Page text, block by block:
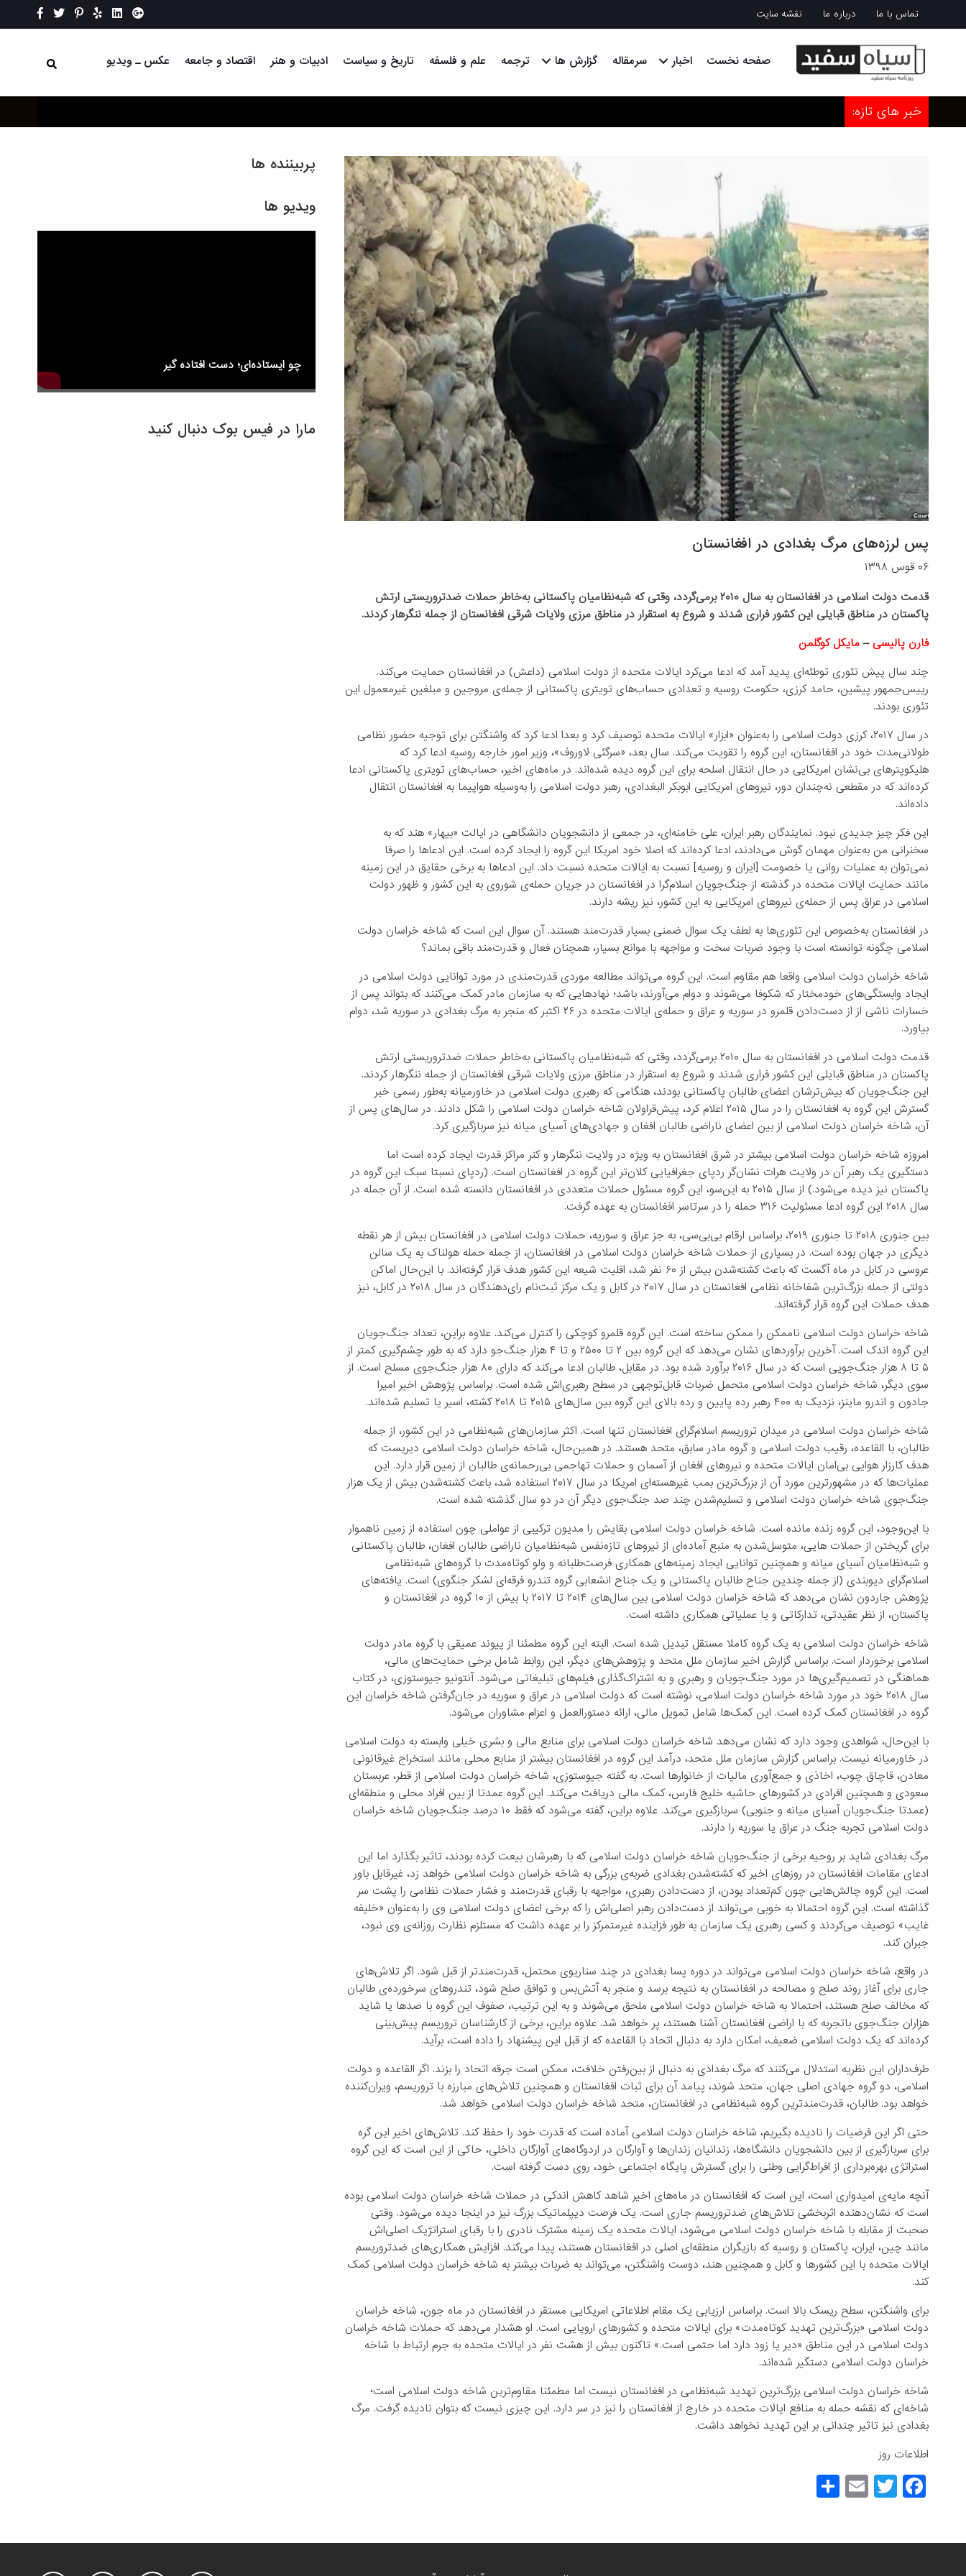
تماس با ما درباره ما نقشه سایت
صفحه نخست اخبار سرمقاله گزارش ها ترجمه علم و فلسفه تاریخ و سیاست ادبیات و هنر اقتصاد و جامعه عکس ـ ویدیو
خبر های تازه:
پربیننده ها
ویدیو ها
چو ایستاده‌ای؛ دست افتاده گیر
مارا در فیس بوک دنبال کنید
پس لرزه‌های مرگ بغدادی در افغانستان
۰۶ قوس ۱۳۹۸
قدمت دولت اسلامی در افغانستان به سال ۲۰۱۰ برمی‌گردد، وقتی که شبه‌نظامیان پاکستانی به‌خاطر حملات ضدتروریستی ارتش
پاکستان در مناطق قبایلی این کشور فراری شدند و شروع به استقرار در مناطق مرزی ولایات شرقی افغانستان از جمله ننگرهار کردند.
فارن پالیسی –مایکل کوگلمن
چند سال پیش تئوری توطئه‌ای پدید آمد که ادعا می‌کرد ایالات متحده از دولت اسلامی (داعش) در افغانستان حمایت می‌کند.
رییس‌جمهور پیشین، حامد کرزی، حکومت روسیه و تعدادی حساب‌های تویتری پاکستانی از جمله‌ی مروجین و مبلغین غیرمعمول این
تئوری بودند.
در سال ۲۰۱۷، کرزی دولت اسلامی را به‌عنوان «ابزار» ایالات متحده توصیف کرد و بعدا ادعا کرد که واشنگتن برای توجیه حضور نظامی
طولانی‌مدت خود در افغانستان، این گروه را تقویت می‌کند. سال بعد، «سرگئی لاوروف»، وزیر امور خارجه روسیه ادعا کرد که
هلیکوپترهای بی‌نشان امریکایی در حال انتقال اسلحه برای این گروه دیده شده‌اند. در ماه‌های اخیر، حساب‌های تویتری پاکستانی ادعا
کرده‌اند که در مقطعی نه‌چندان دور، نیروهای امریکایی ابوبکر البغدادی، رهبر دولت اسلامی را به‌وسیله هواپیما به افغانستان انتقال
داده‌اند.
این فکر چیز جدیدی نبود. نمایندگان رهبر ایران، علی‌ خامنه‌ای، در جمعی از دانشجویان دانشگاهی در ایالت «بیهار» هند که به
سخنرانی من به‌عنوان مهمان گوش می‌دادند، ادعا کرده‌اند که اصلا خود امریکا این گروه را ایجاد کرده است. این ادعاها را صرفا
نمی‌توان به عملیات روانی یا خصومت [ایران و روسیه] نسبت به ایالات متحده نسبت داد. این ادعاها به برخی حقایق در این زمینه
مانند حمایت ایالات متحده در گذشته از جنگ‌جویان اسلام‌گرا در افغانستان در جریان حمله‌ی شوروی به این کشور و ظهور دولت
اسلامی در عراق پس از حمله‌ی نیروهای امریکایی به این کشور، نیز ریشه دارند.
در افغانستان به‌خصوص این تئوری‌ها به لطف یک سوال ضمنی بسیار قدرت‌مند هستند. آن سوال این است که شاخه خراسان دولت
اسلامی چگونه توانسته است با وجود ضربات سخت و مواجهه با موانع بسیار، همچنان فعال و قدرت‌مند باقی بماند؟
شاخه خراسان دولت اسلامی واقعا هم مقاوم است. این گروه می‌تواند مطالعه موردی قدرت‌مندی در مورد توانایی دولت اسلامی در
ایجاد وابستگی‌های خودمختار که شکوفا می‌شوند و دوام می‌آورند، باشد؛ نهادهایی که به سازمان مادر کمک می‌کنند که بتواند پس از
خسارات ناشی از از دست‌دادن قلمرو در سوریه و عراق و حمله‌ی ایالات متحده در ۲۶ اکتبر که منجر به مرگ بغدادی در سوریه شد، دوام
بیاورد.
قدمت دولت اسلامی در افغانستان به سال ۲۰۱۰ برمی‌گردد، وقتی که شبه‌نظامیان پاکستانی به‌خاطر حملات ضدتروریستی ارتش
پاکستان در مناطق قبایلی این کشور فراری شدند و شروع به استقرار در مناطق مرزی ولایات شرقی افغانستان از جمله ننگرهار کردند.
این جنگ‌جویان که بیش‌ترشان اعضای طالبان پاکستانی بودند، هنگامی که رهبری دولت اسلامی در خاورمیانه به‌طور رسمی خبر
گسترش این گروه به افغانستان را در سال ۲۰۱۵ اعلام کرد، پیش‌قراولان شاخه خراسان دولت اسلامی را شکل دادند. در سال‌های پس از
آن، شاخه خراسان دولت اسلامی از بین اعضای ناراضی طالبان افغان و جهادی‌های آسیای میانه نیز سربازگیری کرد.
امروزه شاخه خراسان دولت اسلامی بیشتر در شرق افغانستان به ویژه در ولایت ننگرهار و کنر مراکز قدرت ایجاد کرده است اما
دستگیری یک رهبر آن در ولایت هرات نشا‌ن‌گر ردپای جغرافیایی کلان‌تر این گروه در افغانستان است. (ردپای نسبتا سبک این گروه در
پاکستان نیز دیده می‌شود.) از سال ۲۰۱۵ به‌ این‌سو، این گروه مسئول حملات متعددی در افغانستان دانسته شده است. از آن جمله در
سال ۲۰۱۸ این گروه ادعا مسئولیت ۳۱۶ حمله را در سرتاسر افغانستان به عهده گرفت.
بین جنوری ۲۰۱۸ تا جنوری ۲۰۱۹، براساس ارقام بی‌بی‌سی، به جز عراق و سوریه، حملات دولت اسلامی در افغانستان بیش از هر نقطه
دیگری در جهان بوده است. در بسیاری از حملات شاخه خراسان دولت اسلامی در افغانستان، از جمله حمله هولناک به یک سالن
عروسی در کابل در ماه آگست که باعث کشته‌شدن بیش از ۶۰ نفر شد، اقلیت شیعه این کشور هدف قرار گرفته‌اند. با این‌حال اماکن
دولتی از جمله بزرگ‌ترین شفاخانه نظامی افغانستان در سال ۲۰۱۷ در کابل و یک مرکز ثبت‌نام رای‌دهندگان در سال ۲۰۱۸ در کابل، نیز
هدف حملات این گروه قرار گرفته‌اند.
شاخه خراسان دولت اسلامی ناممکن را ممکن ساخته است. این گروه قلمرو کوچکی را کنترل می‌کند. علاوه براین، تعداد جنگ‌جویان
این گروه اندک است. آخرین برآوردهای نشان می‌دهد که این گروه بین ۲ تا ۲۵۰۰ و تا ۴ هزار جنگ‌جو دارد که به طور چشم‌گیری کمتر از
۵ تا ۸ هزار جنگ‌جویی است که در سال ۲۰۱۶ برآورد شده بود. در مقابل، طالبان ادعا می‌کند که دارای ۸۰ هزار جنگ‌جوی مسلح است. از
سوی دیگر، شاخه خراسان دولت اسلامی متحمل ضربات قابل‌توجهی در سطح رهبری‌اش شده است. براساس پژوهش اخیر امیرا
جادون و اندرو ماینز، نزدیک به ۴۰۰ رهبر رده پایین و رده‌ بالای این گروه بین سال‌های ۲۰۱۵ تا ۲۰۱۸ کشته، اسیر یا تسلیم شده‌اند.
شاخه خراسان دولت اسلامی در میدان تروریسم اسلام‌گرای افغانستان تنها است. اکثر سازمان‌های شبه‌نظامی در این کشور، از جمله
طالبان، با القاعده، رقیب دولت اسلامی و گروه مادر سابق، متحد هستند. در همین‌حال، شاخه خراسان دولت اسلامی دیریست که
هدف کارزار هوایی بی‌امان ایالات متحده و نیروهای افغان از آسمان و حملات تهاجمی بی‌رحمانه‌ی طالبان از زمین قرار دارد. این
عملیات‌ها که در مشهورترین مورد آن از بزرگ‌ترین بمب غیرهسته‌ای امریکا در سال ۲۰۱۷ استفاده شد، باعث کشته‌شدن بیش از یک هزار
جنگ‌جوی شاخه خراسان دولت اسلامی و تسلیم‌شدن چند صد جنگ‌جوی دیگر آن در دو سال گذشته شده است.
با این‌وجود، این گروه زنده مانده است. شاخه خراسان دولت اسلامی بقایش را مدیون ترکیبی از عواملی چون استفاده از زمین ناهموار
برای گریختن از حملات هایی، متوسل‌شدن به منبع آماده‌ای از نیروهای تازه‌نفس شبه‌نظامیان ناراضی طالبان افغان، طالبان پاکستانی
و شبه‌نظامیان آسیای میانه و همچنین توانایی ایجاد زمینه‌های همکاری فرصت‌طلبانه و ولو کوتاه‌مدت با گروه‌های شبه‌نظامی
اسلام‌گرای دیوبندی (از جمله چندین جناح طالبان پاکستانی و یک جناح انشعابی گروه تندرو فرقه‌ای لشکر جنگوی) است. یافته‌های
پژوهش جاردون نشان می‌دهد که شاخه خراسان دولت اسلامی بین سال‌های ۲۰۱۴ تا ۲۰۱۷ با بیش از ۱۰ گروه در افغانستان و
پاکستان، از نظر عقیدتی، تدارکاتی و یا عملیاتی همکاری داشته است.
شاخه خراسان دولت اسلامی به یک گروه کاملا مستقل تبدیل شده است. البته این گروه مطمئنا از پیوند عمیقی با گروه مادر دولت
اسلامی برخوردار است. براساس گزارش اخیر سازمان ملل متحد و پژوهش‌های دیگر، این روابط شامل برخی حمایت‌های مالی،
هماهنگی در تصمیم‌گیری‌ها در مورد جنگ‌جویان و رهبری و به اشتراک‌گذاری فیلم‌های تبلیغاتی می‌شود. آنتونیو جیوستوزی، در کتاب
سال ۲۰۱۸ خود در مورد شاخه خراسان دولت اسلامی، نوشته است که دولت اسلامی در عراق و سوریه در جان‌گرفتن شاخه خراسان این
گروه در افغانستان کمک کرده است. این کمک‌ها شامل تمویل مالی، ارائه دستورالعمل و اعزام مشاوران می‌شود.
با این‌حال، شواهدی وجود دارد که نشان می‌دهد شاخه خراسان دولت اسلامی برای منابع مالی و بشری خیلی وابسته به دولت اسلامی
در خاورمیانه نیست. براساس گزارش سازمان ملل متحد، درآمد این گروه در افغانستان بیشتر از منابع محلی مانند استخراج غیرقانونی
معادن، قاچاق چوب، اخاذی و جمع‌آوری مالیات از خانوارها است. به گفته جیوستوزی، شاخه خراسان دولت اسلامی از قطر، عربستان
سعودی و همچنین افرادی در کشورهای حاشیه خلیج فارس، کمک مالی دریافت می‌کند. این گروه عمدتا از بین افراد محلی و منطقه‌ای
(عمدتا جنگ‌جویان آسیای میانه و جنوبی) سربازگیری می‌کند. علاوه براین، گفته می‌شود که فقط ۱۰ درصد جنگ‌جویان شاخه خراسان
دولت اسلامی تجربه جنگ در عراق یا سوریه را دارند.
مرگ بغدادی شاید بر روحیه برخی از جنگ‌جویان شاخه خراسان دولت اسلامی که با رهبرشان بیعت کرده بودند، تاثیر بگذارد اما این
ادعای مقامات افغانستان در روزهای اخیر که کشته‌شدن بغدادی ضربه‌ی بزرگی به شاخه خراسان دولت اسلامی خواهد زد، غیرقابل باور
است. این گروه چالش‌‌هایی چون کم‌تعداد بودن، از دست‌دادن رهبری، مواجهه با رقبای قدرت‌مند و فشار حملات نظامی را پشت سر
گذاشته است. این گروه احتمالا به خوبی می‌تواند از دست‌دادن رهبر اصلی‌اش را که برخی اعضای دولت اسلامی وی را به‌عنوان «خلیفه
غایب» توصیف می‌کردند و کسی رهبری یک سازمان به طور فزاینده غیرمتمرکز را بر عهده داشت که مستلزم نظارت روزانه‌ی وی نبود،
جبران کند.
در واقع، شاخه خراسان دولت اسلامی می‌تواند در دوره پسا بغدادی در چند سناریوی محتمل، قدرت‌مندتر از قبل شود. اگر تلاش‌های
جاری برای آغاز روند صلح و مصالحه در افغانستان به نتیجه برسد و منجر به آتش‌بس و توافق صلح شود، تندروهای سرخورده‌ی طالبان
که مخالف صلح هستند، احتمالا به شاخه خراسان دولت اسلامی ملحق می‌شوند و به این ترتیب، صفوف این گروه با صدها یا شاید
هزاران جنگ‌جوی باتجربه که با اراضی افغانستان آشنا هستند، پر خواهد شد. علاوه براین، برخی از کارشناسان تروریسم پیش‌بینی
کرده‌اند که یک دولت اسلامی ضعیف، امکان دارد به دنبال اتحاد با القاعده که از قبل این پیشنهاد را داده است، برآید.
طرف‌داران این نظریه استدلال می‌کنند که مرگ بغدادی به دنبال از بین‌رفتن خلافت، ممکن است جرقه اتحاد را بزند. اگر القاعده و دولت
اسلامی، دو گروه جهادی اصلی جهان، متحد شوند، پیامد آن برای ثبات افغانستان و همچنین تلاش‌های مبارزه با تروریسم، ویران‌کننده
خواهد بود. طالبان، قدرت‌مندترین گروه شبه‌نظامی در افغانستان، متحد شاخه خراسان دولت اسلامی خواهد شد.
حتی اگر این فرضیات را نادیده بگیریم، شاخه خراسان دولت اسلامی آماده است که قدرت خود را حفظ کند. تلاش‌های اخیر این گره
برای سربازگیری از بین دانشجویان دانشگاه‌ها، زندانیان زندان‌ها و آوارگان در اردوگاه‌های آوارگان داخلی، حاکی از این است که این گروه
استراتژی بهره‌برداری از افراط‌گرایی وطنی را برای گسترش پایگاه اجتماعی خود، روی دست گرفته است.
آنچه مایه‌ی امیدواری است، این است که افغانستان در ماه‌های اخیر شاهد کاهش اندکی در حملات شاخه خراسان دولت اسلامی بوده
است که نشان‌دهنده اثربخشی تلاش‌های ضدتروریسم جاری است. یک فرصت دیپلماتیک بزرگ نیز در اینجا دیده می‌شود. وقتی
صحبت از مقابله با شاخه خراسان دولت اسلامی می‌شود، ایالات متحده یک زمینه مشترک نادری را با رقبای استراتژیک اصلی‌اش
مانند چین، ایران، پاکستان و روسیه که بازیگران منطقه‌ای اصلی در افغانستان هستند، پیدا می‌کند. افزایش همکاری‌های ضدتروریسم
ایالات متحده با این کشورها و کابل و همچنین هند، دوست واشنگتن، می‌تواند به ضربات بیشتر به شاخه خراسان دولت اسلامی کمک
کند.
برای واشنگتن، سطح ریسک بالا است. براساس ارزیابی یک مقام اطلاعاتی امریکایی مستقر در افغانستان در ماه جون، شاخه خراسان
دولت اسلامی «بزرگ‌ترین تهدید کوتاه‌مدت» برای ایالات متحده و کشورهای اروپایی است. او هشدار می‌دهد که حملات شاخه خراسان
دولت اسلامی در این مناطق «دیر یا زود دارد اما حتمی است.» تاکنون بیش از هشت نفر در ایالات متحده به جرم ارتباط با شاخه
خراسان دولت اسلامی دستگیر شده‌اند.
شاخه خراسان دولت اسلامی بزرگ‌ترین تهدید شبه‌نظامی در افغانستان نیست اما مطمئنا مقاوم‌ترین شاخه دولت اسلامی است؛
شاخه‌ای که نقشه حمله به منافع ایالات متحده در خارج از افغانستان را نیز در سر دارد. این چیزی نیست که بتوان نادیده گرفت. مرگ
بغدادی نیز تاثیر چندانی بر این تهدید نخواهد داشت.
اطلاعات روز
F
a
e
T
wi
er
E
m
e